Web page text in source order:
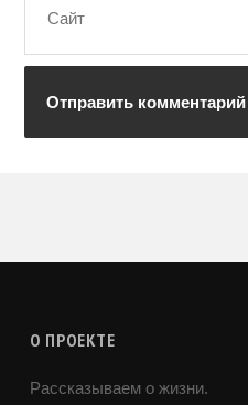
О ПРОЕКТЕ
Рассказываем о жизни.